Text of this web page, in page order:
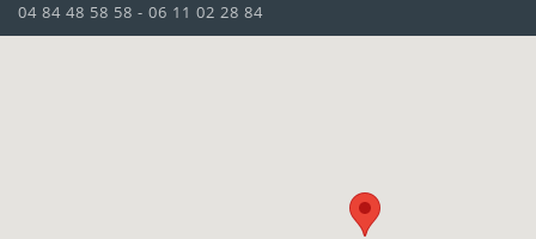
04 84 48 58 58 - 06 11 02 28 84